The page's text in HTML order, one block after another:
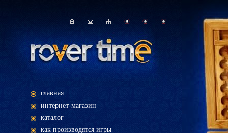
главная
интернет-магазин
каталог
как производятся игры